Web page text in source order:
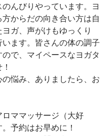
んびりやっています。ヨ
からだの向き合い方は自
ガ、声がけもゆっくり
ます。皆さんの体の調子
で、マイペースなヨガタ
悩み、ありましたら、お
ママッサージ（大好
予約はお早めに！